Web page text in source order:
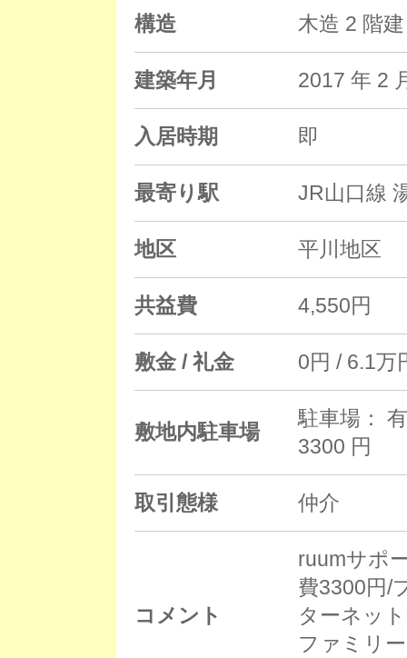
構造 木造 2 階
建築年月 2017 年
入居時期 即
最寄り駅 JR山口線
地区 平川地区
共益費 4,550円
敷金 / 礼金 0円 / 6.1万
敷地内駐車場
駐車場：
3300 円
取引態様 仲介
コメント
ruumサポ
費3300円/
ターネッ
ファミリ